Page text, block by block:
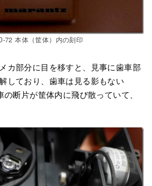
72 本体（筐体）内の刻印
カ部分に目を移すと、見事に歯車部
しており、歯車は見る影もない
断片が筐体内に飛び散っていて、